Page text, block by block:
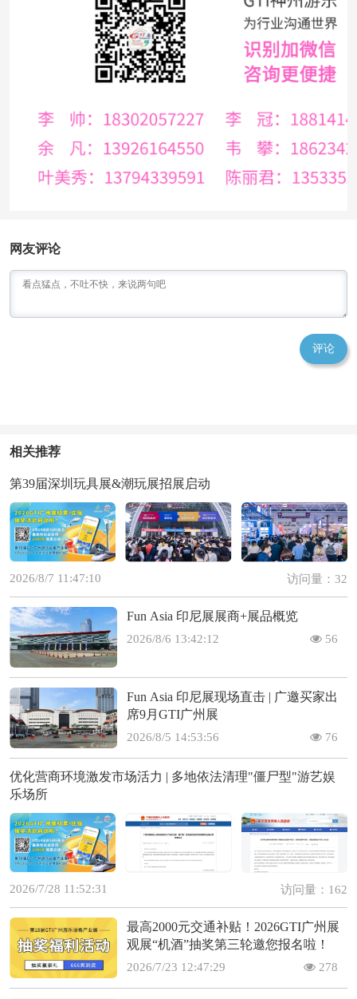
网友评论
评论
相关推荐
第39届深圳玩具展&潮玩展招展启动
2026/8/7 11:47:10 访问量：32
Fun Asia 印尼展展商+展品概览
2026/8/6 13:42:12 56
Fun Asia 印尼展现场直击 | 广邀买家出
席9月GTI广州展
2026/8/5 14:53:56 76
优化营商环境激发市场活力 | 多地依法清理"僵尸型"游艺娱
乐场所
2026/7/28 11:52:31 访问量：162
最高2000元交通补贴！2026GTI广州展
观展“机酒”抽奖第三轮邀您报名啦！
2026/7/23 12:47:29 278